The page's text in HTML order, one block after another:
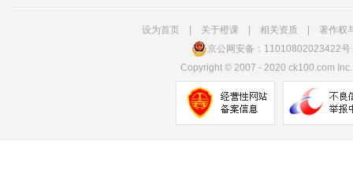
设为首页| 关于橙课| 相关资质
著作权
京公网安备：11010802023422号
Copyright ©2007 - 2020 ck100.com